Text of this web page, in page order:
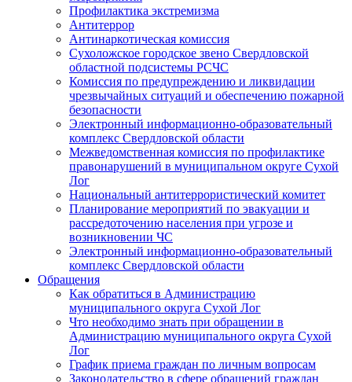
Профилактика экстремизма
Антитеррор
Антинаркотическая комиссия
Сухоложское городское звено Свердловской
областной подсистемы РСЧС
Комиссия по предупреждению и ликвидации
чрезвычайных ситуаций и обеспечению пожарной
безопасности
Электронный информационно-образовательный
комплекс Cвердловской области
Межведомственная комиссия по профилактике
правонарушений в муниципальном округе Сухой
Лог
Национальный антитеррористический комитет
Планирование мероприятий по эвакуации и
рассредоточению населения при угрозе и
возникновении ЧС
Электронный информационно-образовательный
комплекс Свердловской области
Обращения
Как обратиться в Администрацию
муниципального округа Сухой Лог
Что необходимо знать при обращении в
Администрацию муниципального округа Сухой
Лог
График приема граждан по личным вопросам
Законодательство в сфере обращений граждан